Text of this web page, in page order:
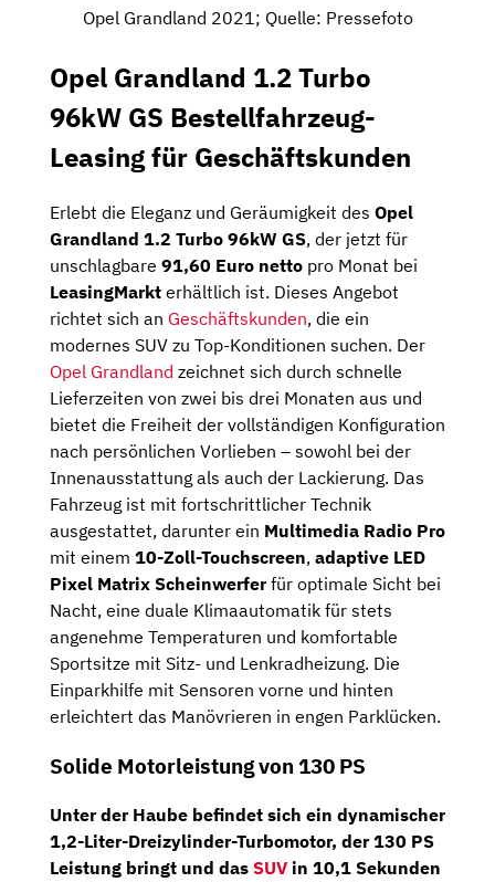
Opel Grandland 2021; Quelle: Pressefoto
Opel Grandland 1.2 Turbo
96kW GS Bestellfahrzeug-
Leasing für Geschäftskunden
Erlebt die Eleganz und Geräumigkeit des Opel
Grandland 1.2 Turbo 96kW GS, der jetzt für
unschlagbare 91,60 Euro netto pro Monat bei
LeasingMarkt erhältlich ist. Dieses Angebot
richtet sich an Geschäftskunden, die ein
modernes SUV zu Top-Konditionen suchen. Der
Opel Grandland zeichnet sich durch schnelle
Lieferzeiten von zwei bis drei Monaten aus und
bietet die Freiheit der vollständigen Konfiguration
nach persönlichen Vorlieben – sowohl bei der
Innenausstattung als auch der Lackierung. Das
Fahrzeug ist mit fortschrittlicher Technik
ausgestattet, darunter ein Multimedia Radio Pro
mit einem 10-Zoll-Touchscreen, adaptive LED
Pixel Matrix Scheinwerferfür optimale Sicht bei
Nacht, eine duale Klimaautomatik für stets
angenehme Temperaturen und komfortable
Sportsitze mit Sitz- und Lenkradheizung. Die
Einparkhilfe mit Sensoren vorne und hinten
erleichtert das Manövrieren in engen Parklücken.
Solide Motorleistung von 130 PS
Unter der Haube befindet sich ein dynamischer
1,2-Liter-Dreizylinder-Turbomotor, der130 PS
Leistung bringt und das SUV in 10,1 Sekunden